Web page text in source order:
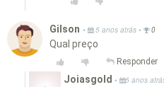
Gilson • 5 anos atrás • 0
Qual preço
Responder
Joiasgold • 5 anos